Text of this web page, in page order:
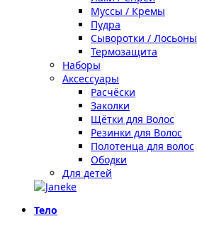
Муссы / Кремы
Пудра
Сыворотки / Лосьоны
Термозащита
Наборы
Аксессуары
Расчёски
Заколки
Щётки для Волос
Резинки для Волос
Полотенца для волос
Ободки
Для детей
Тело